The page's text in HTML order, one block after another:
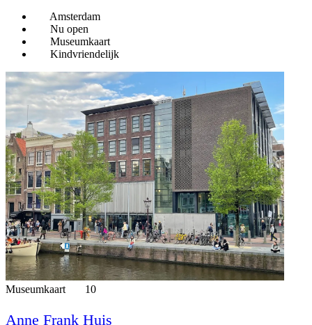
Amsterdam
Nu open
Museumkaart
Kindvriendelijk
Museumkaart 10
Anne Frank Huis